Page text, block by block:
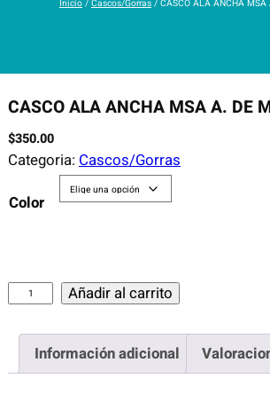
Inicio / Cascos/Gorras / CASCO ALA ANCHA MSA
CASCO ALA ANCHA MSA A. DE
$350.00
Categoria: Cascos/Gorras
Color
Añadir al carrito
Información adicional